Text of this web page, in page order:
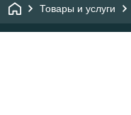
Товары и услуги